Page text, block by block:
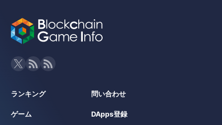
ランキング
ゲーム
問い合わせ
DApps登録